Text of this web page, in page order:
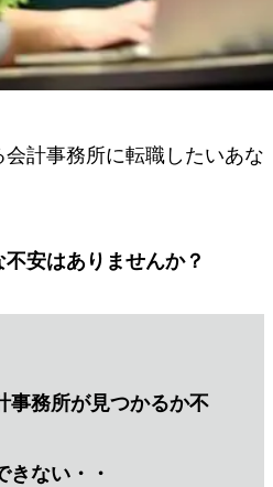
計事務所に転職したいあな
安はありませんか？
事務所が見つかるか不
きない・・